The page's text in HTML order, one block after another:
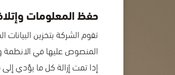
حفظ المعلومات
تقوم الشركة بتخزين
المنصوص عليها في الانظمة
إذا تمت إزالة كل ما يؤدي